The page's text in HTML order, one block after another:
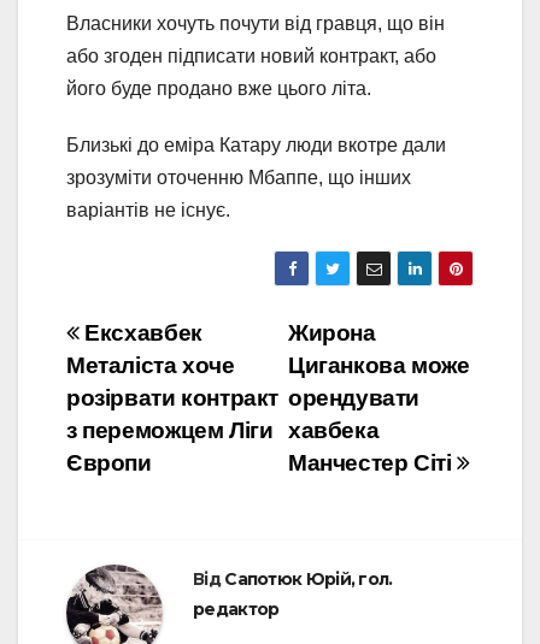
Власники хочуть почути від гравця, що він
або згоден підписати новий контракт, або
його буде продано вже цього літа.
Близькі до еміра Катару люди вкотре дали
зрозуміти оточенню Мбаппе, що інших
варіантів не існує.
Навігація
записів
Жирона
Циганкова може
орендувати
хавбека
Манчестер Сіті
Ексхавбек
Металіста хоче
розірвати контракт
з переможцем Ліги
Європи
ВідСапотюк Юрій, гол.
редактор